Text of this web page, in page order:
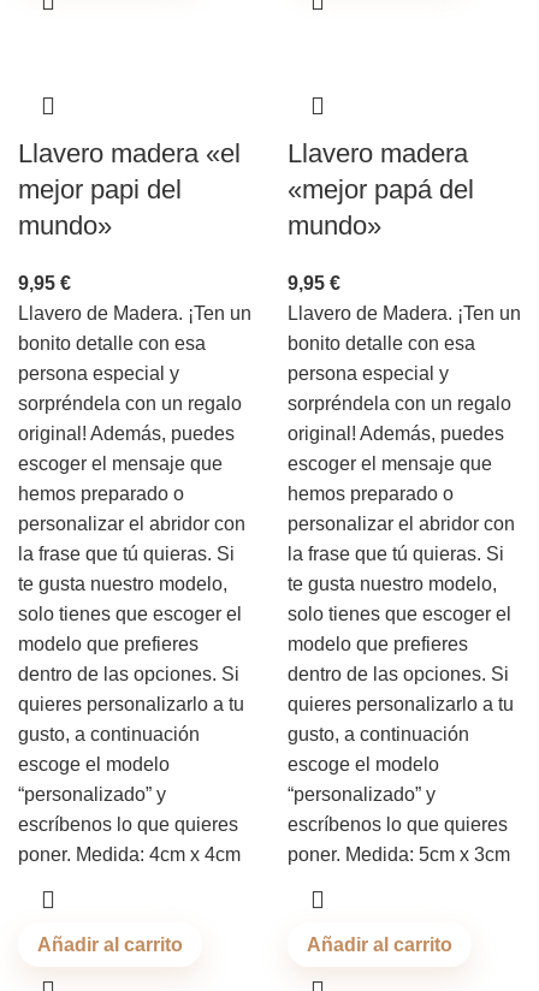
Llavero madera «el
mejor papi del
mundo»
9,95 €
Llavero de Madera. ¡Ten un
bonito detalle con esa
persona especial y
sorpréndela con un regalo
original! Además, puedes
escoger el mensaje que
hemos preparado o
personalizar el abridor con
la frase que tú quieras. Si
te gusta nuestro modelo,
solo tienes que escoger el
modelo que prefieres
dentro de las opciones. Si
quieres personalizarlo a tu
gusto, a continuación
escoge el modelo
“personalizado” y
escríbenos lo que quieres
poner. Medida: 4cm x 4cm
Añadir al carrito
Llavero madera
«mejor papá del
mundo»
9,95 €
Llavero de Madera. ¡Ten un
bonito detalle con esa
persona especial y
sorpréndela con un regalo
original! Además, puedes
escoger el mensaje que
hemos preparado o
personalizar el abridor con
la frase que tú quieras. Si
te gusta nuestro modelo,
solo tienes que escoger el
modelo que prefieres
dentro de las opciones. Si
quieres personalizarlo a tu
gusto, a continuación
escoge el modelo
“personalizado” y
escríbenos lo que quieres
poner. Medida: 5cm x 3cm
Añadir al carrito